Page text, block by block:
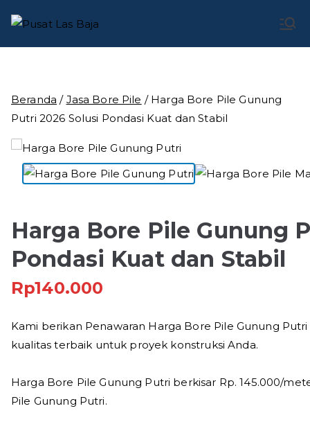
ke
konten
Pusat Bengkel Las Profesional di Indonesia
Beranda / Jasa Bore Pile / Harga Bore Pile Gunung
Putri 2026 Solusi Pondasi Kuat dan Stabil
Harga Bore Pile Gunung
Pondasi Kuat dan Stabil
Rp140.000
Kami berikan Penawaran Harga Bore Pile Gunung
kualitas terbaik untuk proyek konstruksi Anda.
Harga Bore Pile Gunung Putri berkisar Rp. 145.000/
Pile Gunung Putri.